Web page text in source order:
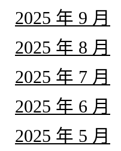
2025 年 9 月
2025 年 8 月
2025 年 7 月
2025 年 6 月
2025 年 5 月